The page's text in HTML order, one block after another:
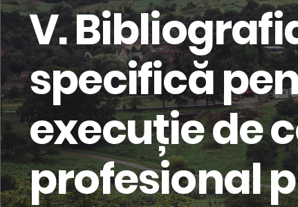
V.
specifică
execuție de
profesional